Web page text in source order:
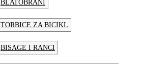
BLATOBRANI
TORBICE ZA BICIKL
BISAGE I RANCI